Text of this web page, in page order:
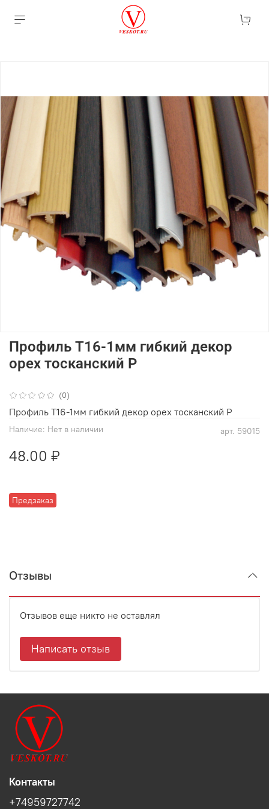
(0)
арт. 59015
Наличие: Нет в наличии
Предзаказ
Профиль Т16-1мм гибкий декор
орех тосканский Р
48.00 ₽
Профиль Т16-1мм гибкий декор орех тосканский Р
Отзывы
Отзывов еще никто не оставлял
Написать отзыв
Контакты
+74959727742